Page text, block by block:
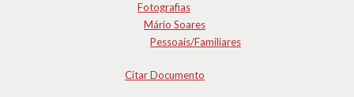
Fotografias
Mário Soares
Pessoais/Familiares
Citar Documento